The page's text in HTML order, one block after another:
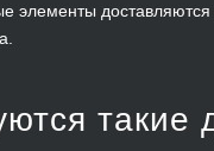
элементы
такие